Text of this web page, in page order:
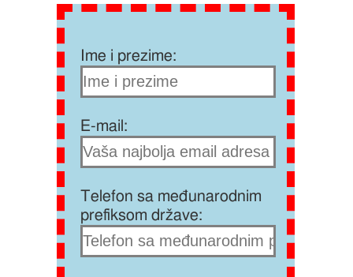
Ime i prezime:
E-mail:
Telefon sa međunarodnim
prefiksom države: